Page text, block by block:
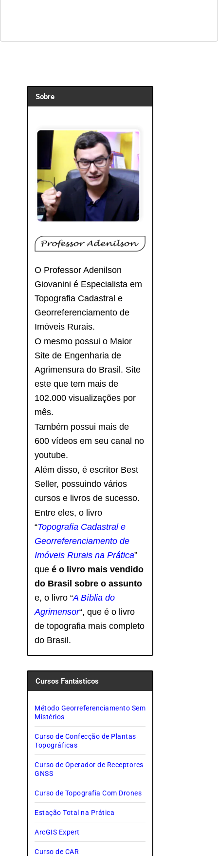
Sobre
O Professor Adenilson
Giovanini é Especialista em
Topografia Cadastral e
Georreferenciamento de
Imóveis Rurais.
O mesmo possui o Maior
Site de Engenharia de
Agrimensura do Brasil. Site
este que tem mais de
102.000 visualizações por
mês.
Também possui mais de
600 vídeos em seu canal no
youtube.
Além disso, é escritor Best
Seller, possuindo vários
cursos e livros de sucesso.
Entre eles, o livro
“Topografia Cadastral e
Georreferenciamento de
Imóveis Rurais na Prática”
queé o livro mais vendido
do Brasil sobre o assunto
e, o livro “A Bíblia do
Agrimensor“, que é o livro
de topografia mais completo
do Brasil.
Cursos Fantásticos
Método Georreferenciamento Sem
Mistérios
Curso de Confecção de Plantas
Topográficas
Curso de Operador de Receptores
GNSS
Curso de Topografia Com Drones
Estação Total na Prática
ArcGIS Expert
Curso de CAR